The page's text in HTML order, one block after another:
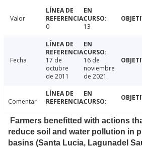
Valor
0
13
Fecha
17 de
octubre
de 2011
16 de
noviembre
de 2021
Comentar
Farmers benefitted with actions
reduce soil and water pollution in
basins (Santa Lucia, Lagunadel